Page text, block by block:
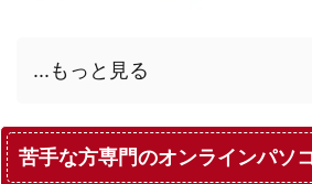
...もっと見る
苦手な方専門のオンラインパソ